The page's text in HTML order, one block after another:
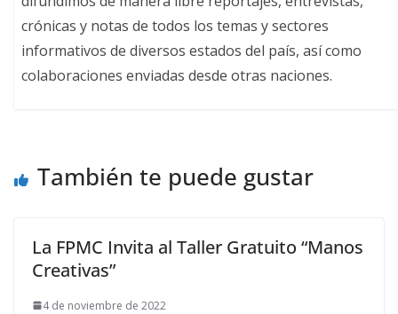
crónicas y notas de todos los temas y sectores
informativos de diversos estados del país, así como
colaboraciones enviadas desde otras naciones.
También te puede gustar
La FPMC Invita al Taller Gratuito “Manos
Creativas”
4 de noviembre de 2022